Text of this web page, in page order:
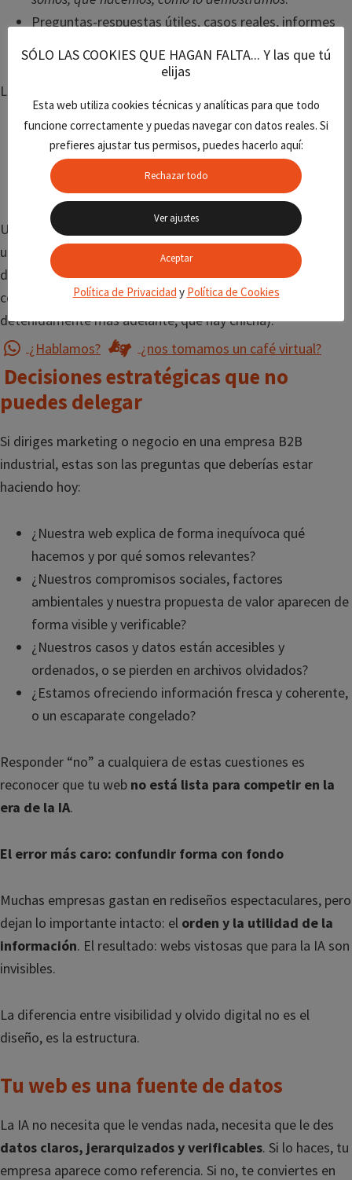
Preguntas-respuestas útiles, casos reales, informes
accesibles.
Lo que ignora:
Archivos de texto escondidos, notas de prensa
genéricas o mensajes vagos.
Contenido desactualizado o contradictorio.
Un análisis de Search Engine Land
(2025) deja claro que el
uso de
datos estructurados y jerarquía clara
será
decisivo para que los motores de IA seleccionen tu
contenido como respuesta (de esto hablaremos más
detenidamente más adelante, que hay chicha).
¿Hablamos?
¿nos tomamos un café virtual?
Decisiones estratégicas que no
puedes delegar
Si diriges marketing o negocio en una empresa B2B
industrial, estas son las preguntas que deberías estar
haciendo hoy:
¿Nuestra web explica de forma inequívoca qué
hacemos y por qué somos relevantes?
¿Nuestros compromisos sociales, factores
ambientales y nuestra propuesta de valor aparecen de
forma visible y verificable?
¿Nuestros casos y datos están accesibles y
ordenados, o se pierden en archivos olvidados?
¿Estamos ofreciendo información fresca y coherente,
o un escaparate congelado?
Responder “no” a cualquiera de estas cuestiones es
reconocer que tu web no está lista para competir en la
era de la IA.
El error más caro: confundir forma con fondo
Muchas empresas gastan en rediseños espectaculares, pero
dejan lo importante intacto: el orden y la utilidad de la
información. El resultado: webs vistosas que para la IA son
invisibles.
La diferencia entre visibilidad y olvido digital no es el
diseño, es la estructura.
Tu web es una fuente de datos
La IA no necesita que le vendas nada, necesita que le des
datos claros, jerarquizados y verificables. Si lo haces, tu
empresa aparece como referencia. Si no, te conviertes en
SÓLO LAS COOKIES QUE HAGAN FALTA... Y las que tú
elijas
Esta web utiliza cookies técnicas y analíticas para que todo
funcione correctamente y puedas navegar con datos reales. Si
prefieres ajustar tus permisos, puedes hacerlo aquí:
Rechazar todo
Ver ajustes
Aceptar
Política de Privacidad y Política de Cookies